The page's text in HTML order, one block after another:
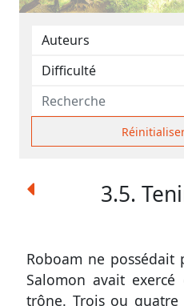
3.5.
Roboam ne possédait
Salomon avait exercé
trône. Trois ou quatre
Nous
une
coûts
du